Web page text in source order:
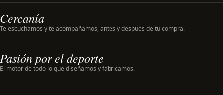
Cercanía
Te escuchamos y te acompañamos, antes y después de tu compra.
Pasión por el deporte
El motor de todo lo que diseñamos y fabricamos.